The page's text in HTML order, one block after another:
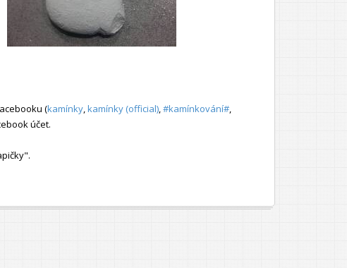
(kamínky kamínky (official) #kamínkování#
účet.